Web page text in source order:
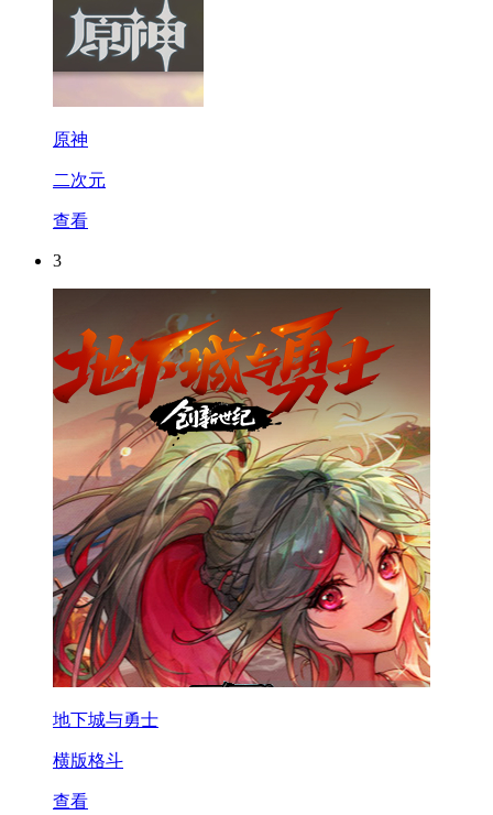
原神
二次元
查看
3
地下城与勇士
横版格斗
查看